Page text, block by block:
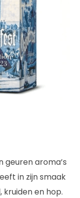
geuren aroma’s
in zijn smaak
en hop.